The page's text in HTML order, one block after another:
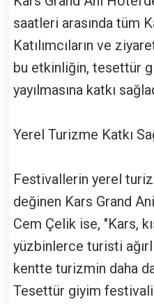
saatleri arasında tüm
Katılımcıların ve
bu etkinliğin, tesettür
yayılmasına katkı
Yerel Turizme Katkı
Festivallerin yerel
değinen Kars Grand
Cem Çelik ise, "Kars,
yüzbinlerce turisti
kentte turizmin daha da
Tesettür giyim